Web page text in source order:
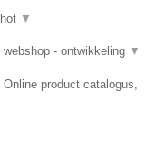
▼
- ontwikkeling ▼
product catalogus,